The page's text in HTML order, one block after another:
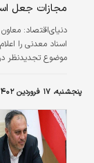
مجازات جعل
دنیای‌اقتصاد:
اسناد معدنی را
ابلاغ شد. طبق
جعلی و براساس
کل استانی گواهی
خواهند…
پنجشنبه، ۱۷ فروردین ۱۴۰۲